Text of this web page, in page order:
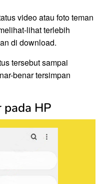
video atau foto teman
lihat terlebih
di download.
tersebut sampai
benar tersimpan
pada HP